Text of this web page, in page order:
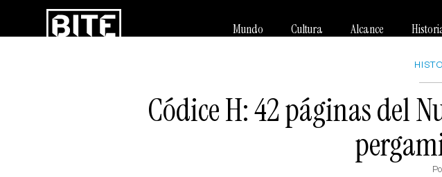
Mundo Cultura Alcance
Códice H: 42 páginas del